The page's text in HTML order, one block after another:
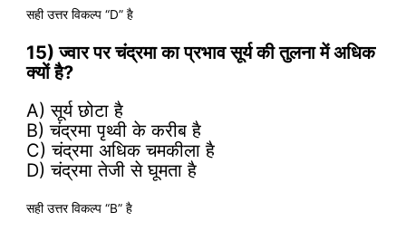
सही उत्तर विकल्प “D” है
15) ज्वार पर चंद्रमा का प्रभाव सूर्य की तुलना में अधिक
क्यों है?
A) सूर्य छोटा है
B) चंद्रमा पृथ्वी के करीब है
C) चंद्रमा अधिक चमकीला है
D) चंद्रमा तेजी से घूमता है
सही उत्तर विकल्प “B” है